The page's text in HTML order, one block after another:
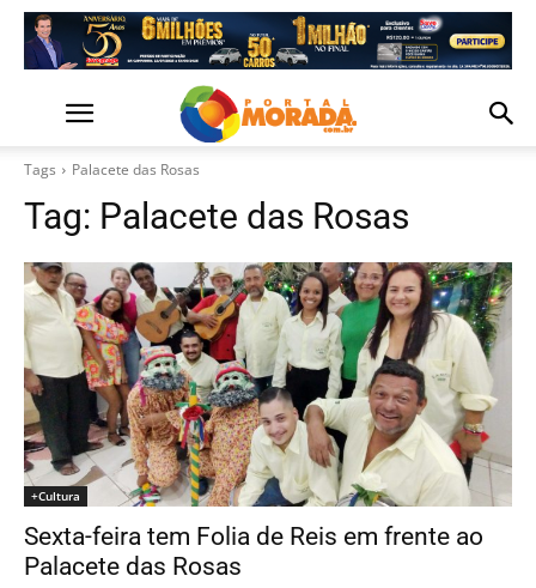
Tags Palacete das Rosas
Tag: Palacete das Rosas
+Cultura
Sexta-feira tem Folia de Reis em frente ao
Palacete das Rosas